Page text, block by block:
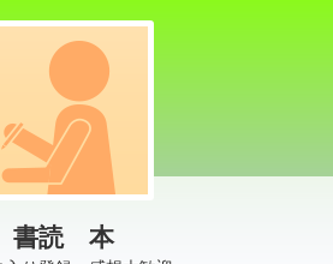
書読 本